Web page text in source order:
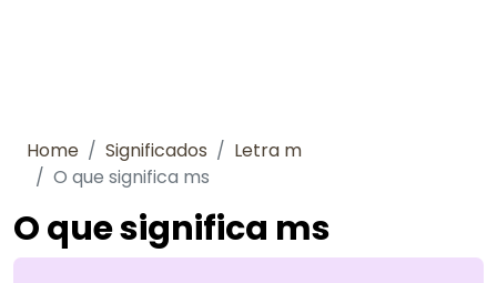
Home Significados
Letra m
O que significa ms
O que significa ms